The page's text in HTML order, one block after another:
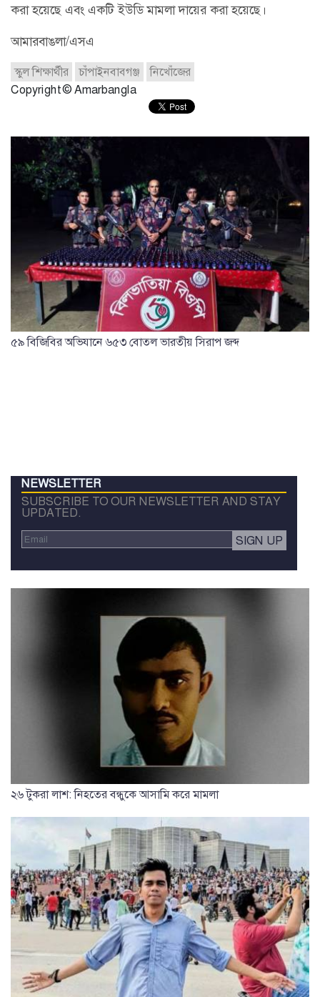
করা হয়েছে এবং একটি ইউডি মামলা দায়ের করা হয়েছে।
আমারবাঙলা/এসএ
স্কুল শিক্ষার্থীর চাঁপাইনবাবগঞ্জ
নিখোঁজের
Copyright © Amarbangla
৫৯ বিজিবির অভিযানে ৬৫৩ বোতল ভারতীয় সিরাপ জব্দ
NEWSLETTER
SUBSCRIBE TO OUR NEWSLETTER AND STAY
UPDATED.
২৬ টুকরা লাশ: নিহতের বন্ধুকে আসামি করে মামলা